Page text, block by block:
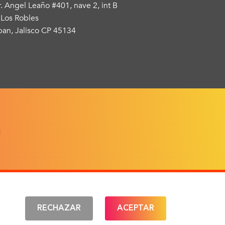
Angel Leaño #401, nave 2, int B
Robles
Jalisco CP 45134
RECHAZAR ACEPTAR